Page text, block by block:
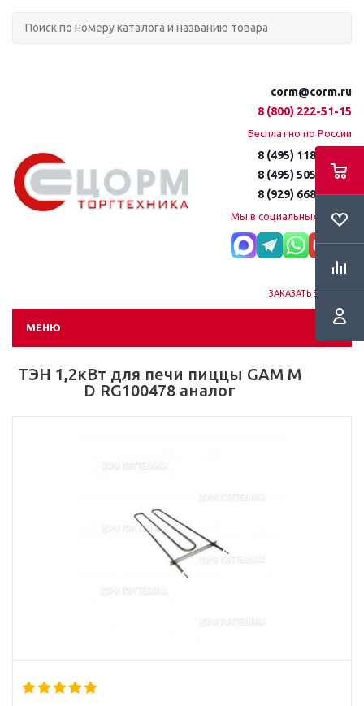
corm@corm.ru
8 (800) 222-51-15
Бесплатно по России
8 (495) 118-61-16
8 (495) 505-51-15
8 (929) 668-95-35
Мы в социальных сетях:
ЗАКАЗАТЬ ЗВОНОК
МЕНЮ
ТЭН 1,2кВт для печи пиццы GAM M
D RG100478 аналог